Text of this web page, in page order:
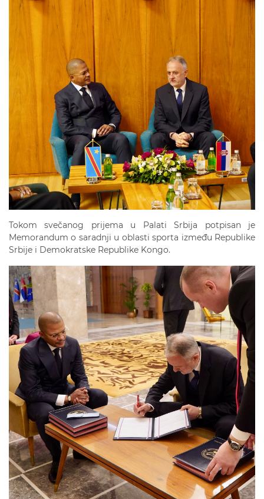
Tokom svečanog prijema u Palati Srbija potpisan je
Memorandum o saradnji u oblasti sporta između Republike
Srbije i Demokratske Republike Kongo.